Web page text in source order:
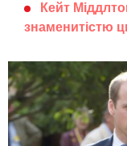
Кейт
знаменитістю